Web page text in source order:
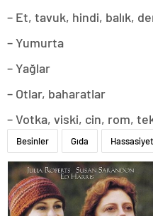
– Et, tavuk, hindi, balık,
– Yumurta
– Yağlar
– Otlar, baharatlar
– Votka, viski, cin, rom,
Besinler Gıda